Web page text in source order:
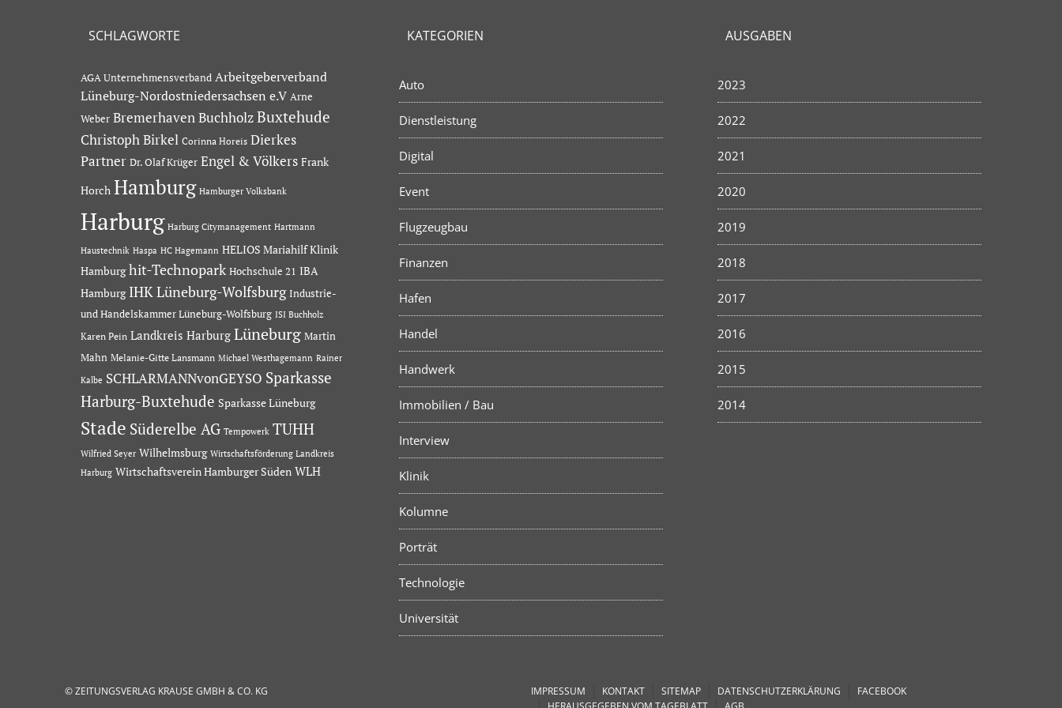
SCHLAGWORTE
AGA Unternehmensverband Arbeitgeberverband
Lüneburg-Nordostniedersachsen e.V Arne
Weber BremerhavenBuchholzBuxtehude
Christoph Birkel Corinna Horeis Dierkes
Partner Dr. Olaf Krüger Engel & Völkers Frank
Horch Hamburg Hamburger Volksbank
Harburg Harburg Citymanagement Hartmann
Haustechnik Haspa HC Hagemann HELIOS Mariahilf Klinik
Hamburg hit-Technopark Hochschule 21 IBA
Hamburg IHK Lüneburg-Wolfsburg Industrie-
und Handelskammer Lüneburg-Wolfsburg ISI Buchholz
Karen Pein Landkreis Harburg Lüneburg Martin
Mahn Melanie-Gitte Lansmann Michael Westhagemann Rainer
Kalbe SCHLARMANNvonGEYSO Sparkasse
Harburg-Buxtehude Sparkasse Lüneburg
Stade Süderelbe AG Tempowerk TUHH
Wilfried Seyer Wilhelmsburg Wirtschaftsförderung Landkreis
Harburg Wirtschaftsverein Hamburger Süden WLH
KATEGORIEN
Auto
Dienstleistung
Digital
Event
Flugzeugbau
Finanzen
Hafen
Handel
Handwerk
Immobilien / Bau
Interview
Klinik
Kolumne
Porträt
Technologie
Universität
AUSGABEN
2023
2022
2021
2020
2019
2018
2017
2016
2015
2014
IMPRESSUM KONTAKT SITEMAP DATENSCHUTZERKLÄRUNG
FACEBOOK
© ZEITUNGSVERLAG KRAUSE GMBH & CO. KG